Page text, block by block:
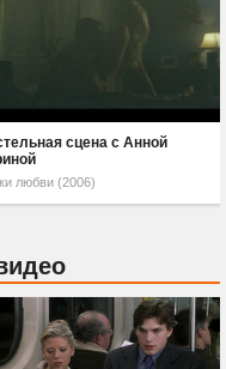
сцена с Анной
любви (2006)